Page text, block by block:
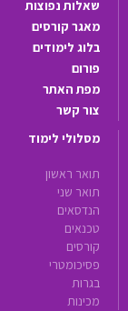
שאלות נפוצות
מאגר קורסים
בלוג לימודים
פורום
מפת האתר
צור קשר
מסלולי לימוד
תואר ראשון
תואר שני
הנדסאים
טכנאים
קורסים
פסיכומטרי
בגרות
מכינות